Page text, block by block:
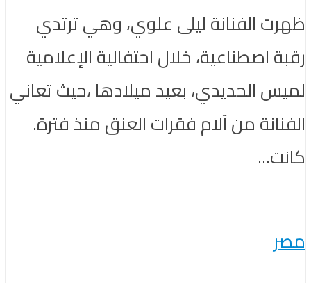
ظهرت الفنانة ليلى علوي، وهي ترتدي
رقبة اصطناعية، خلال احتفالية الإعلامية
لميس الحديدي، بعيد ميلادها ،حيث تعاني
الفنانة من آلام فقرات العنق منذ فترة.
كانت...
مصر